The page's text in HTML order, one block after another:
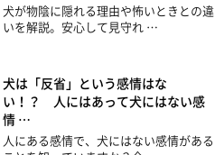
犬が物陰に隠れる理由や怖いときとの違
いを解説。安心して見守れ …
犬は「反省」という感情はな
い！？ 人にはあって犬にはない感
情 …
人にある感情で、犬にはない感情がある